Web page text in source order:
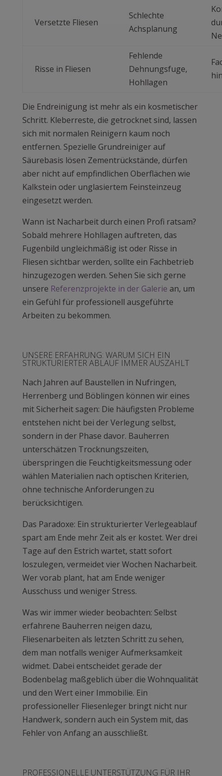
Versetzte Fliesen
Schlechte
Achsplanung
Risse in Fliesen
Fehlende
Dehnungsfuge,
Hohllagen
Die Endreinigung ist mehr als ein kosmetischer
Schritt. Kleberreste, die getrocknet sind, lassen
sich mit normalen Reinigern kaum noch
entfernen. Spezielle Grundreiniger auf
Säurebasis lösen Zementrückstände, dürfen
aber nicht auf empfindlichen Oberflächen wie
Kalkstein oder unglasiertem Feinsteinzeug
eingesetzt werden.
Wann ist Nacharbeit durch einen Profi ratsam?
Sobald mehrere Hohllagen auftreten, das
Fugenbild ungleichmäßig ist oder Risse in
Fliesen sichtbar werden, sollte ein Fachbetrieb
hinzugezogen werden. Sehen Sie sich gerne
unsere Referenzprojekte in der Galerie an, um
ein Gefühl für professionell ausgeführte
Arbeiten zu bekommen.
UNSERE ERFAHRUNG: WARUM SICH EIN
STRUKTURIERTER ABLAUF IMMER AUSZAHLT
Nach Jahren auf Baustellen in Nufringen,
Herrenberg und Böblingen können wir eines
mit Sicherheit sagen: Die häufigsten Probleme
entstehen nicht bei der Verlegung selbst,
sondern in der Phase davor. Bauherren
unterschätzen Trocknungszeiten,
überspringen die Feuchtigkeitsmessung oder
wählen Materialien nach optischen Kriterien,
ohne technische Anforderungen zu
berücksichtigen.
Das Paradoxe: Ein strukturierter Verlegeablauf
spart am Ende mehr Zeit als er kostet. Wer drei
Tage auf den Estrich wartet, statt sofort
loszulegen, vermeidet vier Wochen Nacharbeit.
Wer vorab plant, hat am Ende weniger
Ausschuss und weniger Stress.
Was wir immer wieder beobachten: Selbst
erfahrene Bauherren neigen dazu,
Fliesenarbeiten als letzten Schritt zu sehen,
dem man notfalls weniger Aufmerksamkeit
widmet. Dabei entscheidet gerade der
Bodenbelag maßgeblich über die Wohnqualität
und den Wert einer Immobilie. Ein
professioneller Fliesenleger bringt nicht nur
Handwerk, sondern auch ein System mit, das
Fehler von Anfang an ausschließt.
PROFESSIONELLE UNTERSTÜTZUNG FÜR IHR